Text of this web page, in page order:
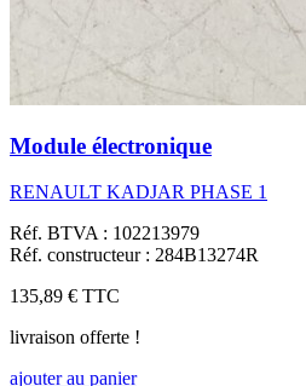
Module électronique
RENAULT KADJAR PHASE 1
Réf. BTVA : 102213979
Réf. constructeur : 284B13274R
135,89 € TTC
livraison offerte !
ajouter au panier